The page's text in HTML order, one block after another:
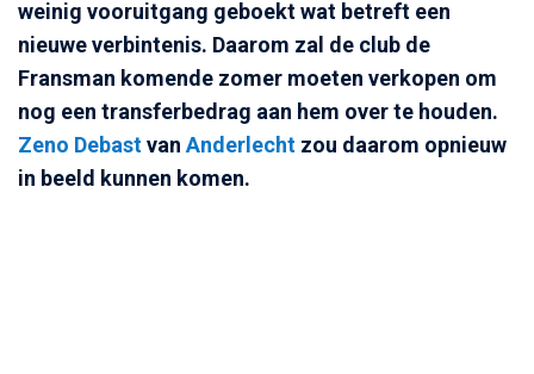
weinig vooruitgang geboekt wat betreft een
nieuwe verbintenis. Daarom zal de club de
Fransman komende zomer moeten verkopen om
nog een transferbedrag aan hem over te houden.
Zeno Debastvan Anderlecht zou daarom opnieuw
in beeld kunnen komen.